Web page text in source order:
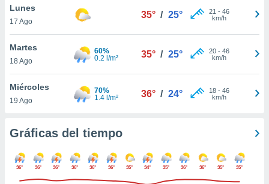
únicos
similares
como
sitio
de
posible
en
a lo que
Para
su
Lunes
17 Ago
35° / 25° 21 - 46
km/h
Martes
18 Ago
60%
0.2 l/m²
35° / 25° 20- 46
km/h
Miércoles
19 Ago
70%
1.4 l/m²
36° / 24° 18- 46
km/h
Gráficas del tiempo
36° 36° 36° 36° 36° 36° 35° 34° 35° 36° 36° 35° 35°